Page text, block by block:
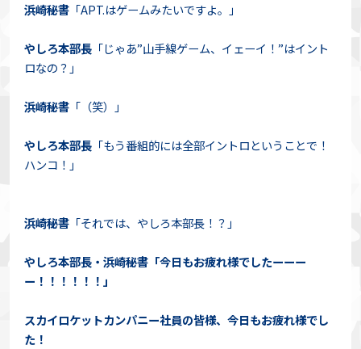
浜崎秘書「APT.はゲームみたいですよ。」
やしろ本部長「じゃあ”山手線ゲーム、イェーイ！”はイント
ロなの？」
浜崎秘書「（笑）」
やしろ本部長「もう番組的には全部イントロということで！
ハンコ！」
浜崎秘書「それでは、やしろ本部長！？」
やしろ本部長・浜崎秘書「今日もお疲れ様でしたーーー
ー！！！！！！」
スカイロケットカンパニー社員の皆様、今日もお疲れ様でし
た！